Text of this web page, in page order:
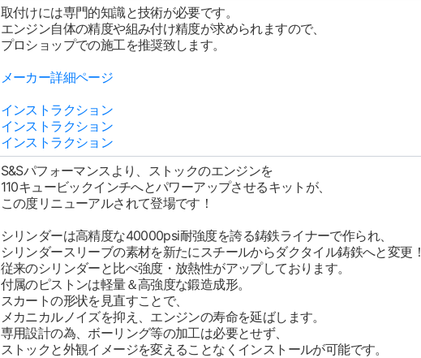
取付けには専門的知識と技術が必要です。
エンジン自体の精度や組み付け精度が求められますので、
プロショップでの施工を推奨致します。
メーカー詳細ページ
インストラクション
インストラクション
インストラクション
S&Sパフォーマンスより、ストックのエンジンを
110キュービックインチへとパワーアップさせるキットが、
この度リニューアルされて登場です！
シリンダーは高精度な40000psi耐強度を誇る鋳鉄ライナーで作られ、
シリンダースリーブの素材を新たにスチールからダクタイル鋳鉄へと変更！
従来のシリンダーと比べ強度・放熱性がアップしております。
付属のピストンは軽量＆高強度な鍛造成形。
スカートの形状を見直すことで、
メカニカルノイズを抑え、エンジンの寿命を延ばします。
専用設計の為、ボーリング等の加工は必要とせず、
ストックと外観イメージを変えることなくインストールが可能です。